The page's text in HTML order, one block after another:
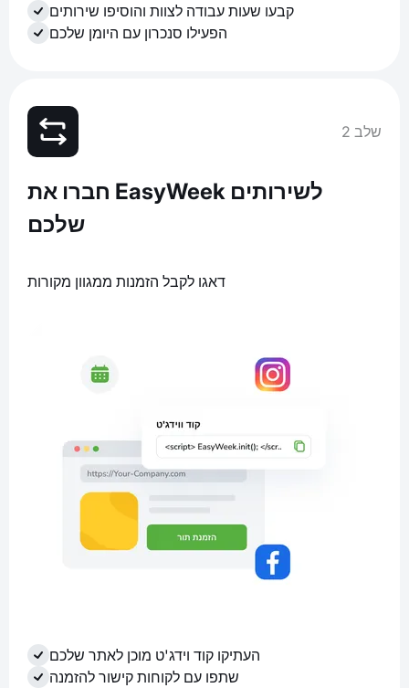
קבעו שעות עבודה לצוות והוסיפו שירותים
הפעילו סנכרון עם היומן שלכם
שלב 2
חברו את EasyWeek לשירותים
שלכם
דאגו לקבל הזמנות ממגוון מקורות
העתיקו קוד וידג'ט מוכן לאתר שלכם
שתפו עם לקוחות קישור להזמנה